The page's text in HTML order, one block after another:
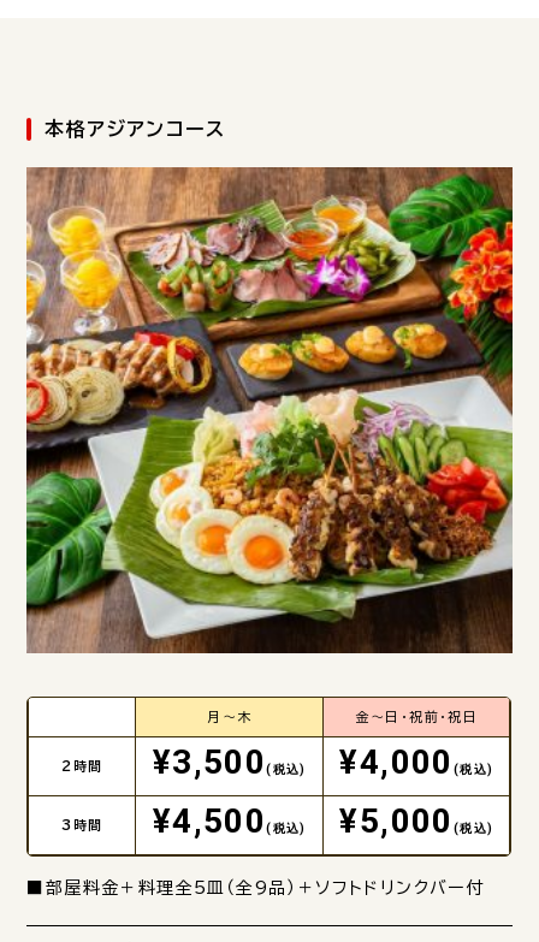
本格アジアンコース
月～木 金～日・祝前・祝日
2時間 ¥3,500(税込) ¥4,000 (税込)
3時間 ¥4,500(税込) ¥5,000 (税込)
■部屋料金＋料理全5皿（全9品）＋ソフトドリンクバー付